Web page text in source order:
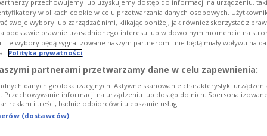
litewskiemu kompozytorowi i
w Kownie na Litwie. Czurlanis kształcił się
a jego językiem rodzinnym był polski.
przechowujemy lub uzyskujemy dostęp do informacji na urządzeniu,
w plikach cookie w celu przetwarzania danych osobowych.
swoje wybory lub zarządzać nimi, klikając poniżej, jak również skorzystać z
podstawie prawnie uzasadnionego interesu lub w dowolnym momencie na
Te wybory będą sygnalizowane naszym partnerom i nie będą miały wpływu na
Polityka prywatności
partnerami przetwarzamy dane w celu zapewnienia:
danych geolokalizacyjnych. Aktywne skanowanie charakterystyki
Przechowywanie informacji na urządzeniu lub dostęp do nich.
reklam i treści, badnie odbiorców i ulepszanie usług.
(dostawców)